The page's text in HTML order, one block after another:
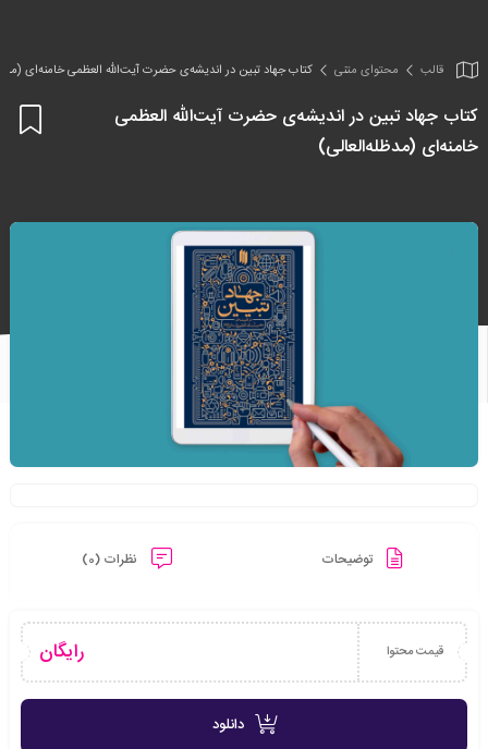
قالب محتوای متنی کتاب جهاد تبین در اندیشه‌ی حضرت آیت‌الله العظمی خامنه‌ای
کتاب جهاد تبین در اندیشه‌ی حضرت آیت‌الله العظمی
خامنه‌ای (مدظله‌العالی)
توضیحات نظرات (0)
قیمت محتوا رایگان
دانلود